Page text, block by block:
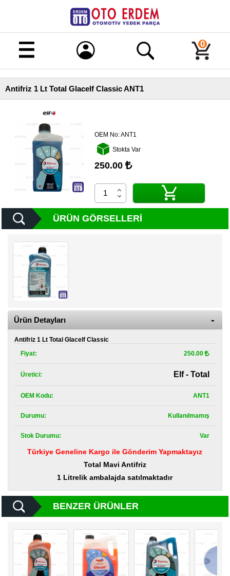
Merhaba!
Giriş
Kayıt
Ana
Sayfa
Kampanyalı
Hesapları
İletişim
Kategoriler
Renault
Parça
Yedek
Parça
DACIA
Yedek
Romeo
Parça
TOGG
Yedek
Parça
Oto
Silecek
0
Antifriz 1 Lt Total Glacelf Classic ANT1
OEM No:ANT1
Stokta Var
250.00
ÜRÜN GÖRSELLERI
Ürün Detayları
Antifriz 1 Lt Total Glacelf Classic
Fiyat:
250.00
Üretici: Elf - Total
OEM Kodu: ANT1
Durumu: Kullanılmamış
Stok Durumu: Var
Türkiye Geneline Kargo ile Gönderim Yapmaktayız
Total Mavi Antifriz
1 Litrelik ambalajda satılmaktadır
BENZER ÜRÜNLER